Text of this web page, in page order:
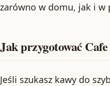
zarówno w domu, jak i w
Jak przygotować
Jeśli szukasz kawy do